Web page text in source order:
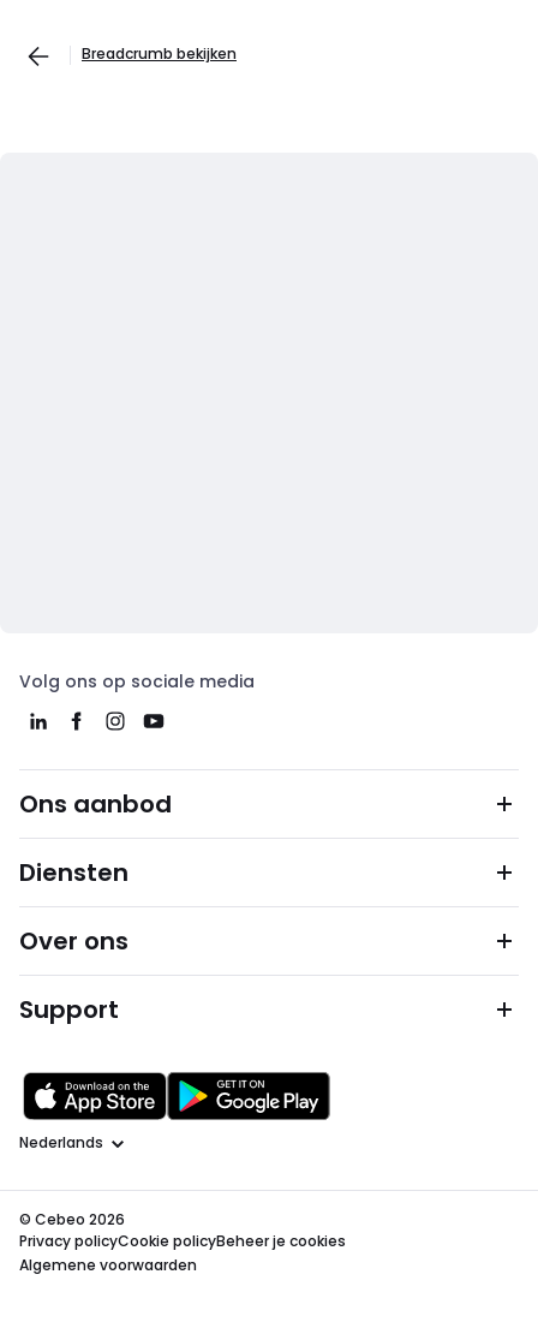
Breadcrumb bekijken
Volg ons op sociale media
Ons aanbod
Diensten
Over ons
Support
Taal
© Cebeo 2026
Privacy policyCookie policyBeheer je cookies
Algemene voorwaarden